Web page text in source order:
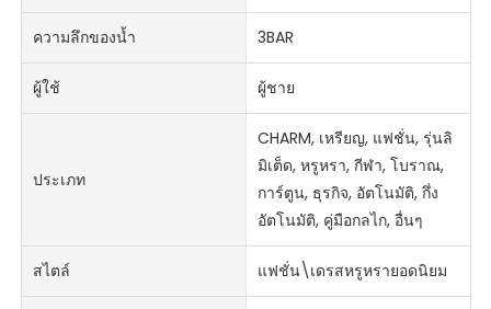
ความลึกของน้ำ 3BAR
ผู้ใช้ ผู้ชาย
ประเภท
CHARM, เหรียญ, แฟชั่น, รุ่นลิ
มิเต็ด, หรูหรา, กีฬา, โบราณ,
การ์ตูน, ธุรกิจ, อัตโนมัติ, กึ่ง
อัตโนมัติ, คู่มือกลไก, อื่นๆ
สไตล์ แฟชั่น\เดรสหรูหรายอดนิยม